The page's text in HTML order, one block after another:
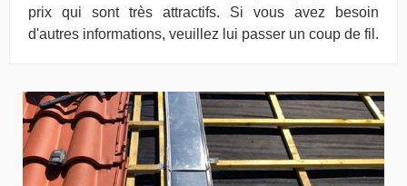
prix qui sont très attractifs. Si vous avez besoin
d'autres informations, veuillez lui passer un coup de fil.